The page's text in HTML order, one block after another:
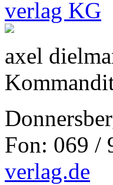
axel
Fon: 069 /
verlag.de